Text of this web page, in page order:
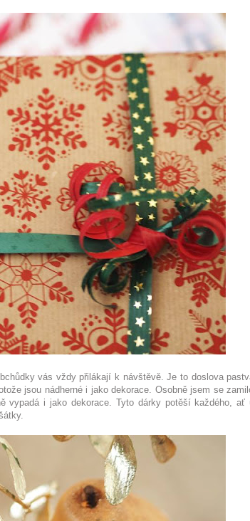
vás vždy přilákají k návštěvě. Je to doslova
jsou nádherné i jako dekorace. Osobně jsem se
vypadá i jako dekorace. Tyto dárky potěší každého, ať